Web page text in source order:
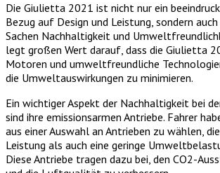
Die Giulietta 2021 ist nicht nur ein
Bezug auf Design und Leistung, sondern
Sachen Nachhaltigkeit und
legt großen Wert darauf, dass die Giulietta
Motoren und umweltfreundliche
die Umweltauswirkungen zu minimieren.
Ein wichtiger Aspekt der Nachhaltigkeit bei
sind ihre emissionsarmen Antriebe. Fahrer
aus einer Auswahl an Antrieben zu wählen,
Leistung als auch eine geringe
Diese Antriebe tragen dazu bei, den CO2-